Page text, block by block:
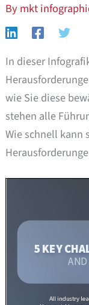
Bymkt
In dieser
wie Sie diese
stehen alle
Wie schnell kann